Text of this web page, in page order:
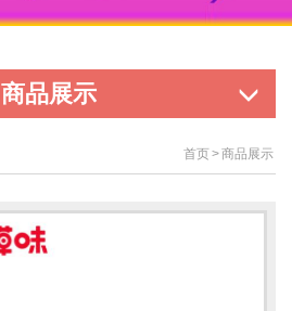
商品展示
首页>商品展示